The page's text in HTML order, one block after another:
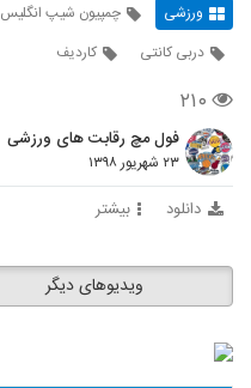
ورزشی چمپیون شیپ انگلیس
دربی کانتی
کاردیف
۲۱۰
فول مچ رقابت های ورزشی
۲۳ شهریور ۱۳۹۸
دانلود بیشتر
ویدیوهای دیگر